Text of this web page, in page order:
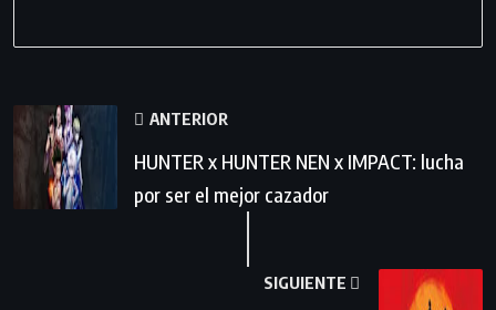
ANTERIOR
HUNTER x HUNTER NEN x IMPACT: lucha
por ser el mejor cazador
SIGUIENTE